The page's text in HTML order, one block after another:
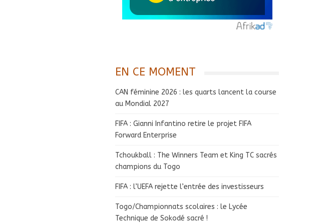
EN CE MOMENT
CAN féminine 2026 : les quarts lancent la course
au Mondial 2027
FIFA : Gianni Infantino retire le projet FIFA
Forward Enterprise
Tchoukball : The Winners Team et King TC sacrés
champions du Togo
FIFA : l’UEFA rejette l’entrée des investisseurs
Togo/Championnats scolaires : le Lycée
Technique de Sokodé sacré !